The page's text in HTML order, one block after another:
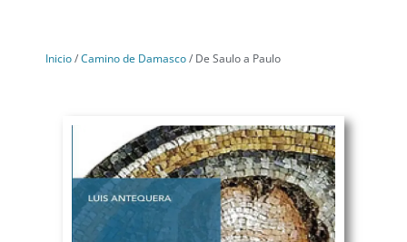
Inicio/Camino de Damasco/ De Saulo a Paulo